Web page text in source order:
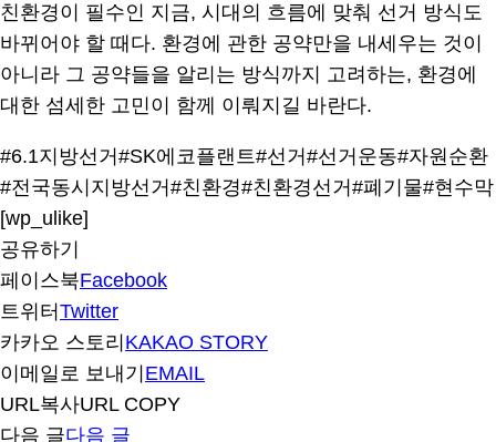
친환경이 필수인 지금, 시대의 흐름에 맞춰 선거 방식도
바뀌어야 할 때다. 환경에 관한 공약만을 내세우는 것이
아니라 그 공약들을 알리는 방식까지 고려하는, 환경에
대한 섬세한 고민이 함께 이뤄지길 바란다.
#6.1지방선거 #SK에코플랜트#선거 #선거운동#자원순환
#전국동시지방선거 #친환경#친환경선거 #폐기물#현수막
[wp_ulike]
공유하기
페이스북Facebook
트위터 Twitter
카카오 스토리 KAKAO STORY
이메일로 보내기 EMAIL
URL복사URL COPY
다음 글다음 글